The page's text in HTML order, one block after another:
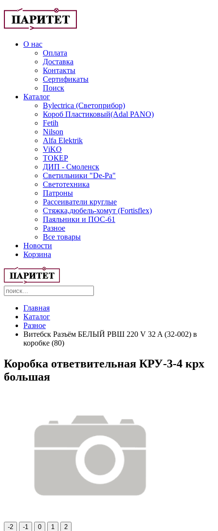
О нас
Оплата
Доставка
Контакты
Сертификаты
Поиск
Каталог
Bylectrica (Светоприбор)
Короб Пластиковый(Adal PANO)
Fetih
Nilson
Alfa Elektrik
ViKO
ТОКЕР
ДИП - Смоленск
Светильники "De-Pa"
Светотехника
Патроны
Рассеиватели круглые
Стяжка,дюбель-хомут (Fortisflex)
Паяльники и ПОС-61
Разное
Все товары
Новости
Корзина
Главная
Каталог
Разное
Витебск Разъём БЕЛЫЙ РВШ 220 V 32 A (32-002) в
коробке (80)
Коробка ответвительная КРУ-3-4 крх
большая